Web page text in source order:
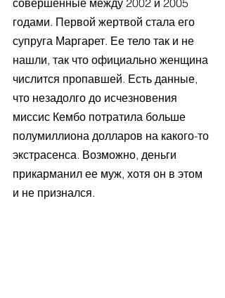
годами. Первой жертвой стала его
супруга Маргарет. Ее тело так и не
нашли, так что официально женщина
числится пропавшей. Есть данные,
что незадолго до исчезновения
миссис Кембо потратила больше
полумиллиона долларов на какого-то
экстрасенса. Возможно, деньги
прикарманил ее муж, хотя он в этом
и не признался.